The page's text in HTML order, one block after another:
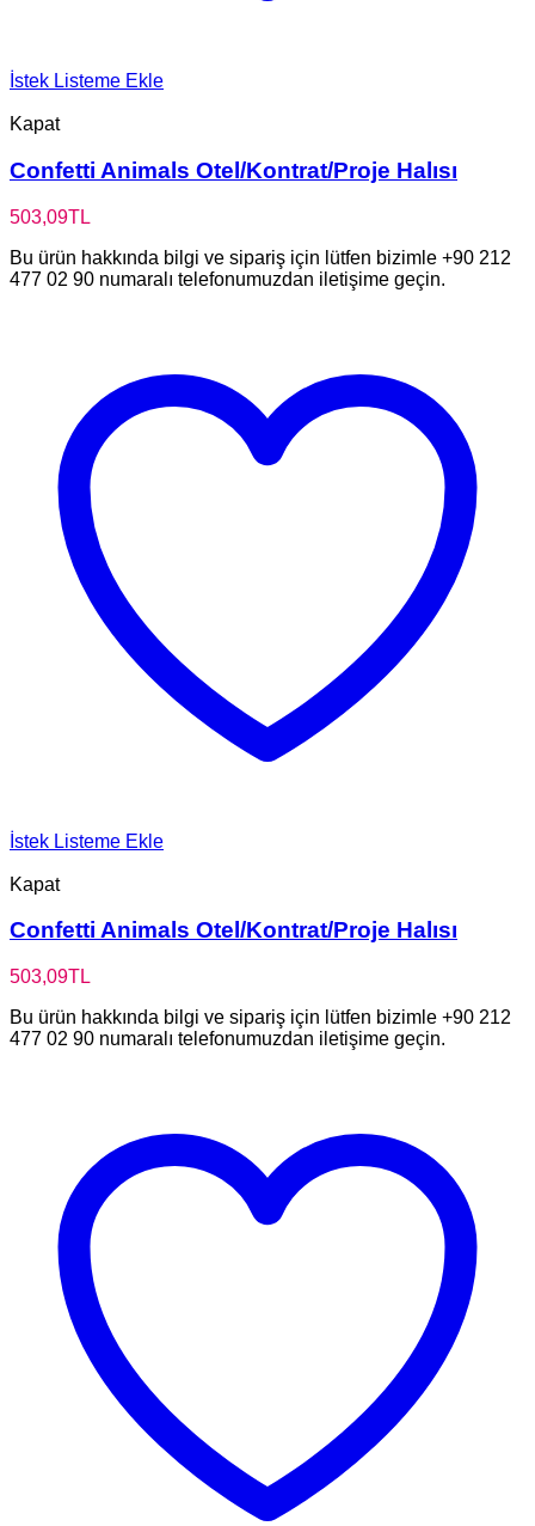
İstek Listeme Ekle
Kapat
Confetti Animals Otel/Kontrat/Proje Halısı
503,09TL
Bu ürün hakkında bilgi ve sipariş için lütfen bizimle +90 212
477 02 90 numaralı telefonumuzdan iletişime geçin.
İstek Listeme Ekle
Kapat
Confetti Animals Otel/Kontrat/Proje Halısı
503,09TL
Bu ürün hakkında bilgi ve sipariş için lütfen bizimle +90 212
477 02 90 numaralı telefonumuzdan iletişime geçin.